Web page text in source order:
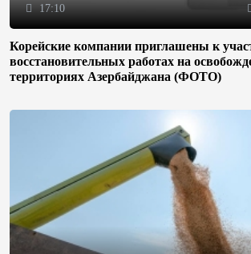
17:10
Корейские компании приглашены к
восстановительных работах на
территориях Азербайджана (ФОТО)